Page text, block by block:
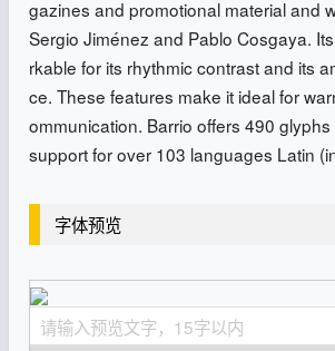
gazines and promotional material and
Sergio Jiménez and Pablo Cosgaya.
rkable for its rhythmic contrast and its
ce. These features make it ideal for
ommunication. Barrio offers 490
support for over 103 languages Latin
字体预览